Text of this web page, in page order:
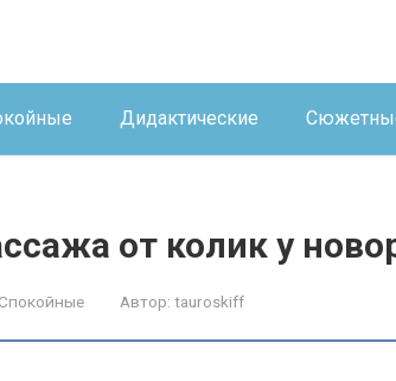
Дидактические
от колик у
Спокойные Автор: tauroskiff